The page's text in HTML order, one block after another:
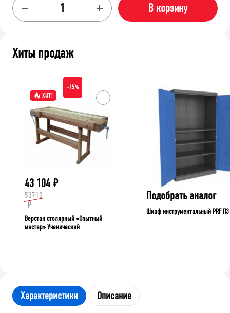
В корзину
Хиты продаж
ХИТ!
-15%
43 104 ₽
50710
₽
Верстак столярный «Опытный
мастер» Ученический
Подобрать аналог
Шкаф инструментальный PRF П3
Характеристики Описание